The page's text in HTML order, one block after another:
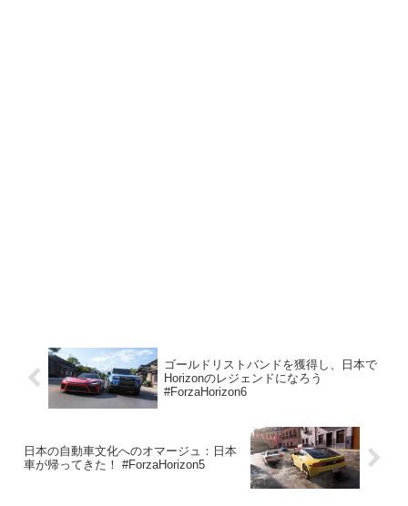
ゴールドリストバンドを獲得し、日本で
Horizonのレジェンドになろう
#ForzaHorizon6
日本の自動車文化へのオマージュ：日本
車が帰ってきた！ #ForzaHorizon5